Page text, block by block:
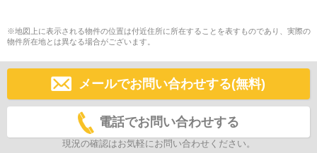
※地図上に表示される物件の位置は付近住所に所在することを表すものであり、実際の
物件所在地とは異なる場合がございます。
メールでお問い合わせする(無料)
電話でお問い合わせする
現況の確認はお気軽にお問い合わせください。